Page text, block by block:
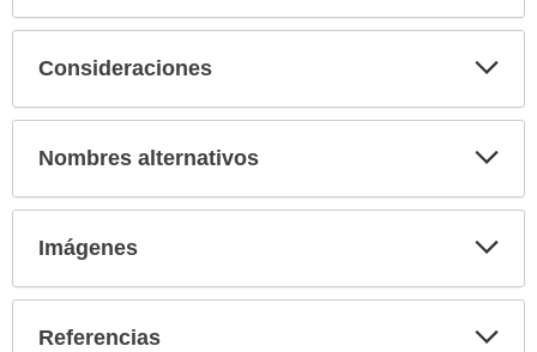
Consideraciones
Nombres alternativos
Imágenes
Referencias